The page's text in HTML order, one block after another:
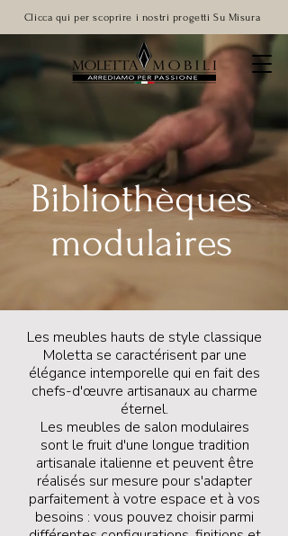
Clicca qui per scoprire i nostri progetti Su Misura
Bibliothèques
modulaires
Les meubles hauts de style classique
Moletta se caractérisent par une
élégance intemporelle qui en fait des
chefs-d'œuvre artisanaux au charme
éternel.
Les meubles de salon modulaires
sont le fruit d'une longue tradition
artisanale italienne et peuvent être
réalisés sur mesure pour s'adapter
parfaitement à votre espace et à vos
besoins : vous pouvez choisir parmi